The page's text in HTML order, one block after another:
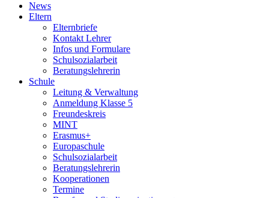
News
Eltern
Elternbriefe
Kontakt Lehrer
Infos und Formulare
Schulsozialarbeit
Beratungslehrerin
Schule
Leitung & Verwaltung
Anmeldung Klasse 5
Freundeskreis
MINT
Erasmus+
Europaschule
Schulsozialarbeit
Beratungslehrerin
Kooperationen
Termine